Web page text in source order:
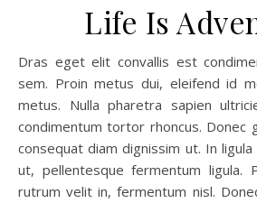
Life Is
Dras eget elit convallis est condimentum congue non id
sem. Proin metus dui, eleifend id
metus. Nulla pharetra sapien
condimentum tortor rhoncus. Donec
consequat diam dignissim ut. In
ut, pellentesque fermentum ligula.
rutrum velit in, fermentum nisl.